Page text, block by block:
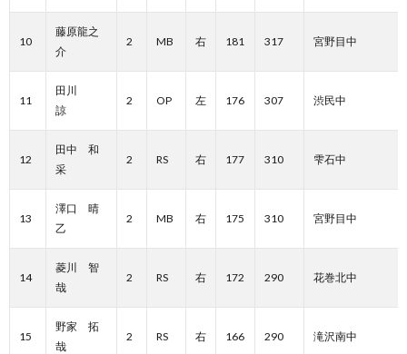
10
藤原龍之
介
2 MB 右 181 317 宮野目中
11
田川
諒
2 OP 左 176 307 渋民中
12
田中 和
采
2 RS 右 177 310 雫石中
13
澤口 晴
乙
2 MB 右 175 310 宮野目中
14
菱川 智
哉
2 RS 右 172 290 花巻北中
15
野家 拓
哉
2 RS 右 166 290 滝沢南中